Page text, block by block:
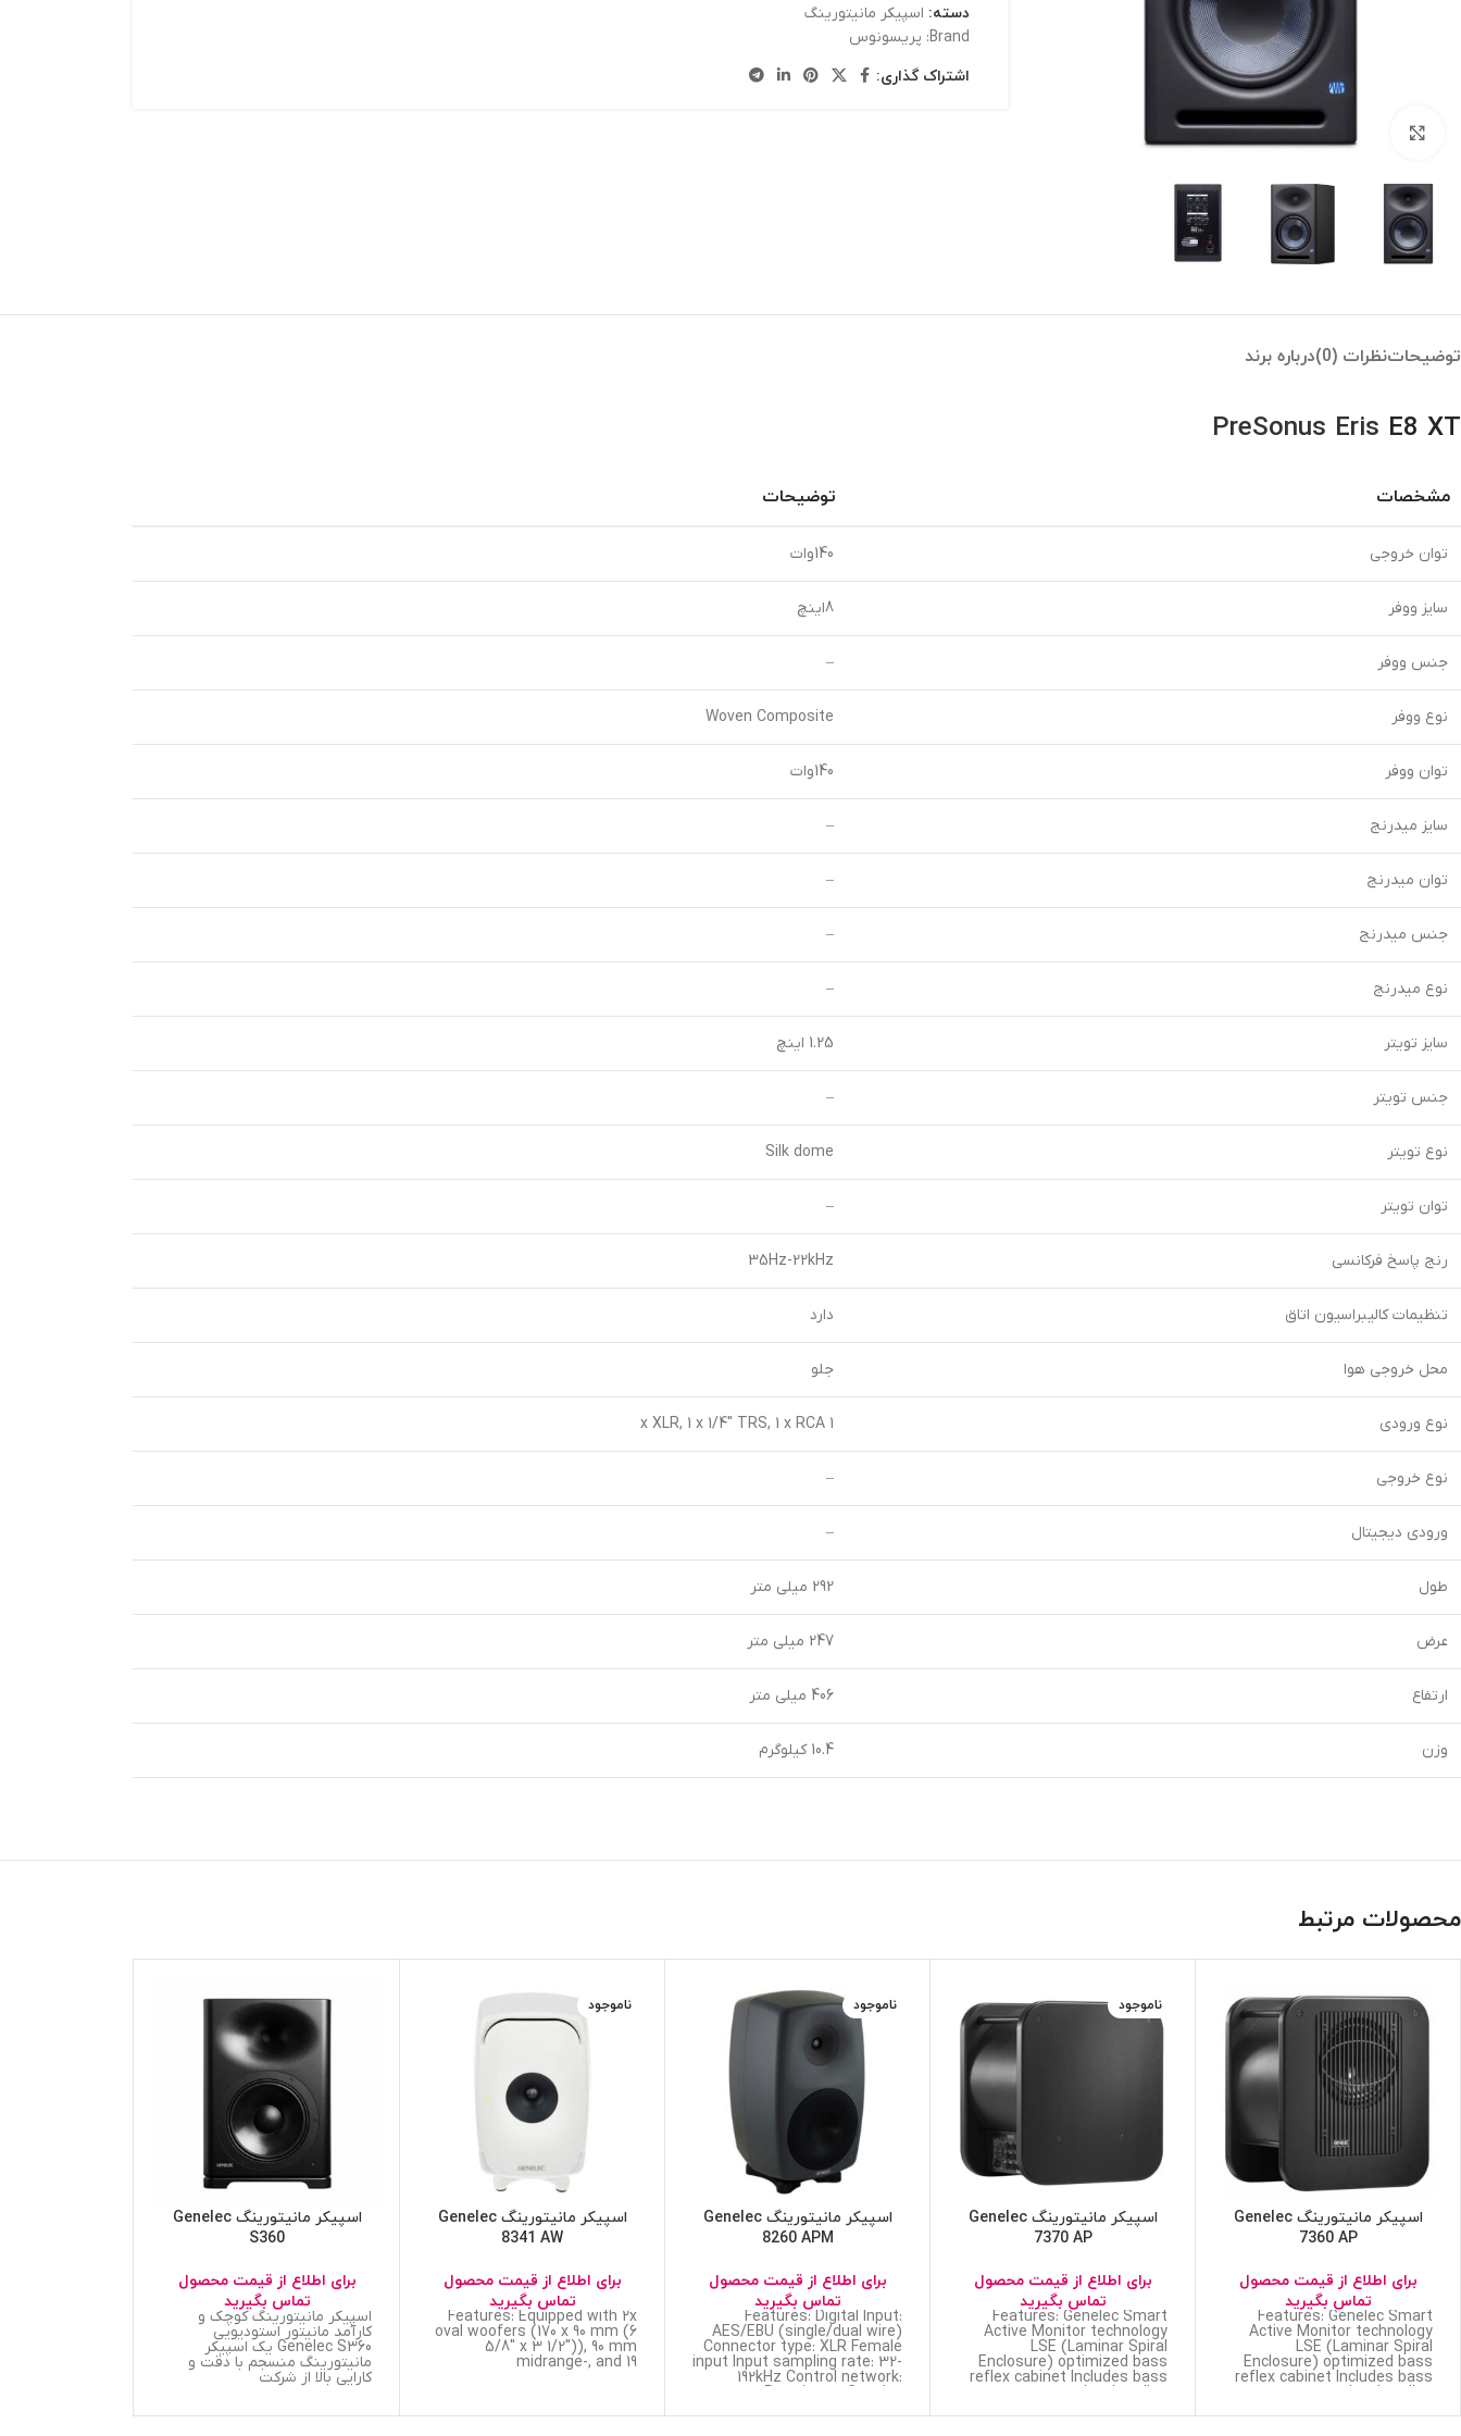
بزرگنمایی تصویر
دسته: اسپیکر مانیتورینگ
Brand: پریسونوس
اشتراک گذاری:
توضیحاتنظرات (0) درباره برند
PreSonus Eris E8 XT
مشخصات توضیحات
توان خروجی 140وات
سایز ووفر 8اینچ
جنس ووفر –
نوع ووفر Woven Composite
توان ووفر 140وات
سایز میدرنج –
توان میدرنج –
جنس میدرنج –
نوع میدرنج –
سایز تویتر 1.25 اینچ
جنس تویتر –
نوع تویتر Silk dome
توان تویتر –
رنج پاسخ فرکانسی 35Hz-22kHz
تنظیمات کالیبراسیون اتاق دارد
محل خروجی هوا جلو
نوع ورودی 1 x XLR, 1 x 1/4″ TRS, 1 x RCA
نوع خروجی –
ورودی دیجیتال –
طول 292 میلی متر
عرض 247 میلی متر
ارتفاع 406 میلی متر
وزن 10.4 کیلوگرم
محصولات مرتبط
اسپیکر مانیتورینگ Genelec
7360 AP
برای اطلاع از قیمت محصول
تماس بگیرید
Features: Genelec Smart
Active Monitor technology
LSE (Laminar Spiral
Enclosure) optimized bass
reflex cabinet Includes bass
management that handles
ناموجود
اسپیکر مانیتورینگ Genelec
7370 AP
برای اطلاع از قیمت محصول
تماس بگیرید
Features: Genelec Smart
Active Monitor technology
LSE (Laminar Spiral
Enclosure) optimized bass
reflex cabinet Includes bass
management that handles
ناموجود
اسپیکر مانیتورینگ Genelec
8260 APM
برای اطلاع از قیمت محصول
تماس بگیرید
Features: Digital Input:
AES/EBU (single/dual wire)
Connector type: XLR Female
input Input sampling rate: 32-
192kHz Control network:
Proprietary Genelec
ناموجود
اسپیکر مانیتورینگ Genelec
8341 AW
برای اطلاع از قیمت محصول
تماس بگیرید
Features: Equipped with 2x
oval woofers (170 x 90 mm (6
5/8″ x 3 1/2″)), 90 mm
midrange-, and 19
اسپیکر مانیتورینگ Genelec
S360
برای اطلاع از قیمت محصول
تماس بگیرید
اسپیکر مانیتورینگ کوچک و
کارآمد مانیتور استودیویی
Genelec S360 یک اسپیکر
مانیتورینگ منسجم با دقت و
کارایی بالا از شرکت